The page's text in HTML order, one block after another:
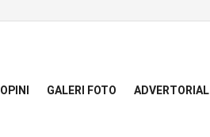
OPINI GALERI FOTO ADVERTORIAL